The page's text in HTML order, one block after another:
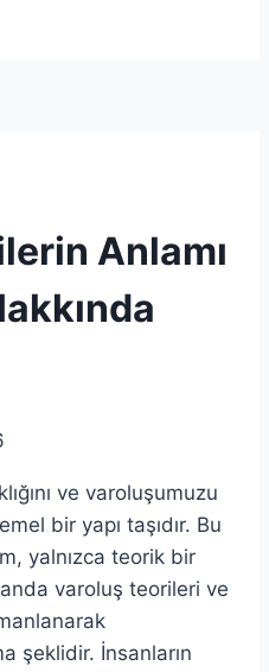
Anlamı
ve varoluşumuzu
bir yapı taşıdır. Bu
yalnızca teorik bir
varoluş teorileri ve
şeklidir. İnsanların